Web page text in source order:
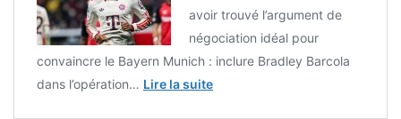
avoir trouvé l’argument de
négociation idéal pour
convaincre le Bayern Munich : inclure Bradley Barcola
dans l’opération… Lire la suite